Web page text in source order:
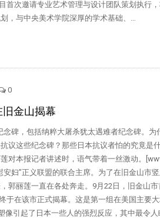
首次邀请专业艺术管理与设计团队策划执行
，与中央美术学院深厚的学术基础、…
0
金山揭幕
念碑，包括纳粹大屠杀犹太遇难者纪念碑。为
议这些纪念碑？那些日本抗议者怕的究竟是
对本报记者讲述时，语气带着一丝激动。
安妇”正义联盟的联合主席。为了在旧金山市
郭丽莲一直在各处奔走。9月22日，旧金山市
于在该市正式揭幕。这是第一组在美国主要
像引起了日本一些人的强烈反应，其中最令